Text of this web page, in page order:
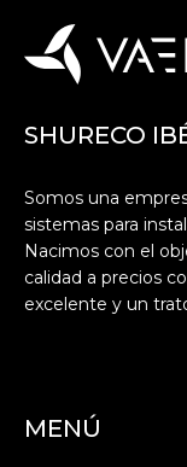
SHURECO
Somos una
sistemas para
Nacimos con el
calidad a precios
excelente y un
MENÚ